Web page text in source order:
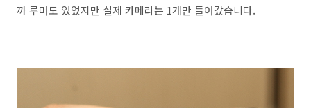
까 루머도 있었지만 실제 카메라는 1개만 들어갔습니다.